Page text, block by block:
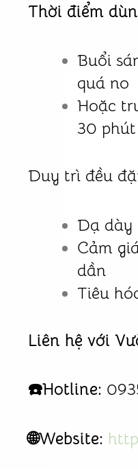
Thời điểm
Buổi
quá no
Hoặc
30 phút
Duy trì đều
Dạ dày
Cảm
dần
Tiêu
Liên hệ với
☎️Hotline:
🌐Website: